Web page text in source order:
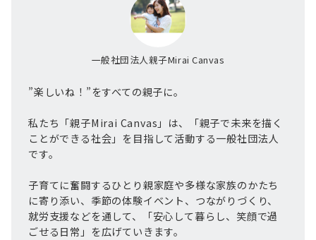
一般社団法人親子Mirai Canvas
”楽しいね！”をすべての親子に。
私たち「親子Mirai Canvas」は、「親子で未来を描く
ことができる社会」を目指して活動する一般社団法人
です。
子育てに奮闘するひとり親家庭や多様な家族のかたち
に寄り添い、季節の体験イベント、つながりづくり、
就労支援などを通して、「安心して暮らし、笑顔で過
ごせる日常」を広げていきます。